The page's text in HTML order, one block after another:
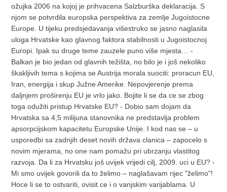
ožujka 2006 na kojoj je prihvacena Salzburška deklaracija. S
njom se potvrdila europska perspektiva za zemlje Jugoistocne
Europe. U tijeku predsjedavanja višestruko se jasno naglasila
uloga Hrvatske kao glavnog faktora stabilnosti u Jugoistocnoj
Europi. Ipak su druge teme zauzele puno više mjesta… -
Balkan je bio jedan od glavnih težišta, no bilo je i još nekoliko
škakljivih tema s kojima se Austrija morala suociti: proracun EU,
Iran, energija i skup Južne Amerike. Nepovjerenje prema
daljnjem proširenju EU je vrlo jako. Bojite li se da ce se zbog
toga odužiti pristup Hrvatske EU? - Dobio sam dojam da
Hrvatska sa 4,5 milijuna stanovnika ne predstavlja problem
apsorpcijskom kapacitetu Europske Unije. I kod nas se – u
usporedbi sa zadnjih deset novih država clanica – zapocelo s
novim mjerama, no one nam pomažu pri ubrzanju vlastitog
razvoja. Da li za Hrvatsku još uvijek vrijedi cilj, 2009. uci u EU? -
Mi smo uvijek govorili da to želimo – naglašavam rijec "želimo"!
Hoce li se to ostvariti, ovisit ce i o vanjskim varijablama. U